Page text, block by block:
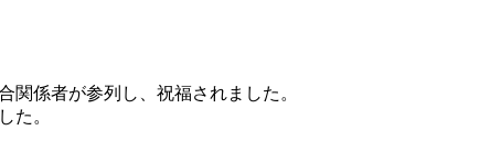
係者が参列し、祝福されました。
た。